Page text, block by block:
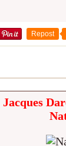
Repost
Jacques